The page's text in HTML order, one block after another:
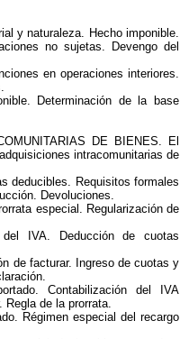
y naturaleza. Hecho imponible.
no sujetas. Devengo del
en operaciones interiores.
Determinación de la base
DE BIENES. El
intracomunitarias de
deducibles. Requisitos formales
Devoluciones.
especial. Regularización de
IVA. Deducción de cuotas
de facturar. Ingreso de cuotas y
Contabilización del IVA
de la prorrata.
Régimen especial del recargo